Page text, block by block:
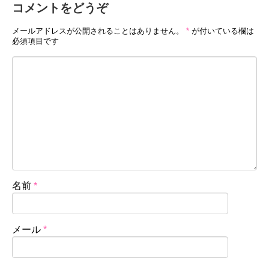
コメントをどうぞ
メールアドレスが公開されることはありません。 * が付いている欄は
必須項目です
名前 *
メール *